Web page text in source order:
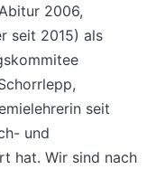
2006,
seit 2015) als
seit
und
hat. Wir sind nach